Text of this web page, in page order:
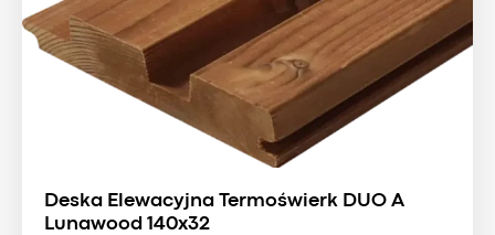
Deska Elewacyjna Termoświerk DUO A
Lunawood 140x32